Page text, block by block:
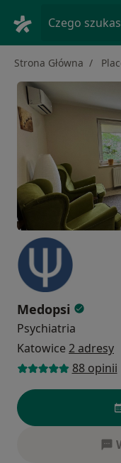
Czego
Strona Główna
Medopsi
Psychiatria
Katowice 2 adresy
88 opinii